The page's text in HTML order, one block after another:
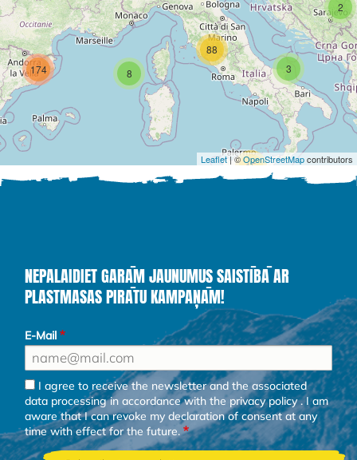
2
3
8
88
174
15
Leaflet| ©OpenStreetMapcontributors
NEPALAIDIET GARĀM JAUNUMUS SAISTĪBĀ AR
PLASTMASAS PIRĀTU KAMPAŅĀM!
E-Mail
I agree to receive the newsletter and the associated
data processing in accordance with theprivacy policy. I am
aware that I can revoke my declaration of consent at any
time with effect for the future.